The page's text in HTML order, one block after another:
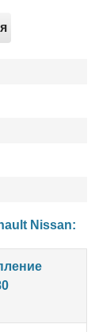
Nissan: